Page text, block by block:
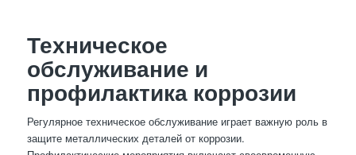
Техническое
обслуживание и
профилактика коррозии
Регулярное техническое обслуживание играет важную роль в
защите металлических деталей от коррозии.